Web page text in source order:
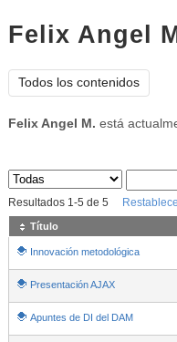
Felix Angel
Todos los contenidos
Felix Angel M. está
Sus archivos
Resultados 1-5 de 5
Título
Innovación metodológica
Presentación AJAX
Apuntes de DI del DAM